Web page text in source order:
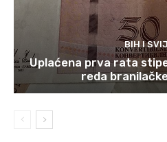
BIH I
Uplaćena prva rata
reda